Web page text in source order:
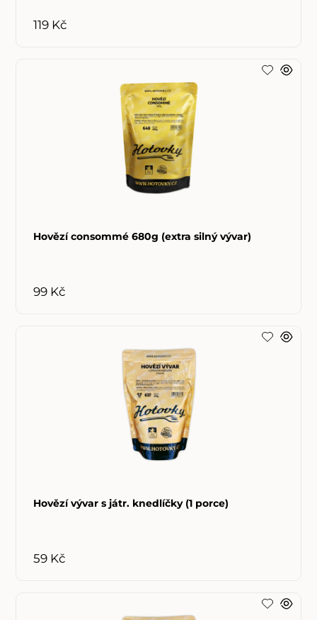
119 Kč
Hovězí consommé 680g (extra silný vývar)
99 Kč
Hovězí vývar s játr. knedlíčky (1 porce)
59 Kč